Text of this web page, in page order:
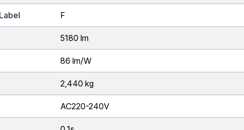
F
5180 lm
86 lm/W
2,440 kg
AC220-240V